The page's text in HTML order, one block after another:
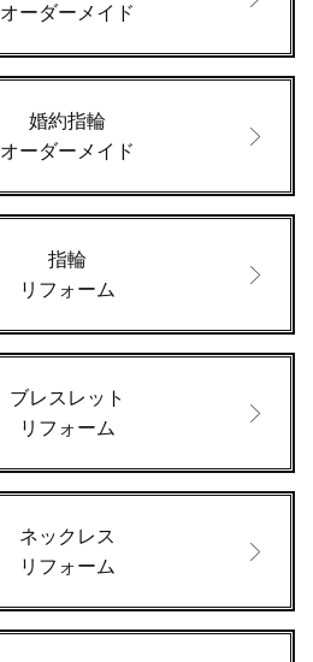
オーダーメイド
婚約指輪
オーダーメイド
指輪
リフォーム
ブレスレット
リフォーム
ネックレス
リフォーム